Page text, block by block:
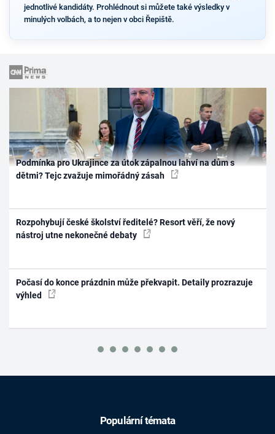
jednotlivé kandidáty. Prohlédnout si můžete také výsledky v
minulých volbách, a to nejen v obci Řepiště.
Podmínka pro Ukrajince za útok zápalnou lahví na dům s
dětmi? Tejc zvažuje mimořádný zásah
Rozpohybují české školství ředitelé? Resort věří, že nový
nástroj utne nekonečné debaty
Počasí do konce prázdnin může překvapit. Detaily prozrazuje
výhled
Populární témata